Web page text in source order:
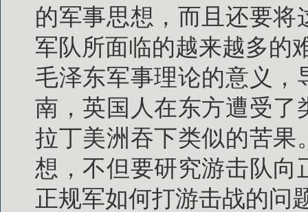
的军事思想，而且还要
军队所面临的越来越多的
毛泽东军事理论的意义，
南，英国人在东方遭受了
拉丁美洲吞下类似的苦果
想，不但要研究游击队
正规军如何打游击战的问